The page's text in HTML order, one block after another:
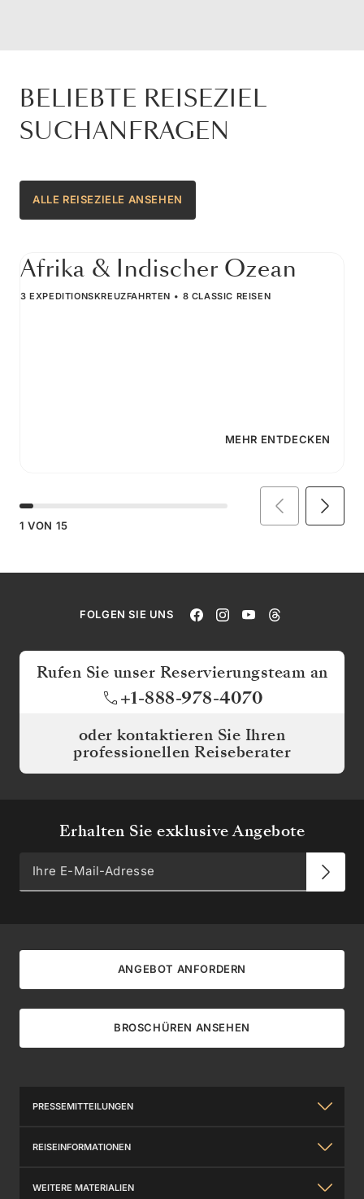
BELIEBTE REISEZIEL
SUCHANFRAGEN
ALLE REISEZIELE ANSEHEN
Afrika & Indischer Ozean
3 EXPEDITIONSKREUZFAHRTEN 8 CLASSIC REISEN
MEHR ENTDECKEN
1 VON 15
FOLGEN SIE UNS
Rufen Sie unser Reservierungsteam an
+1-888-978-4070
oder kontaktieren Sie Ihren
professionellen Reiseberater
Erhalten Sie exklusive Angebote
ANGEBOT ANFORDERN
BROSCHÜREN ANSEHEN
PRESSEMITTEILUNGEN
Über uns
REISEINFORMATIONEN
Allgemeine Informationen
WEITERE MATERIALIEN